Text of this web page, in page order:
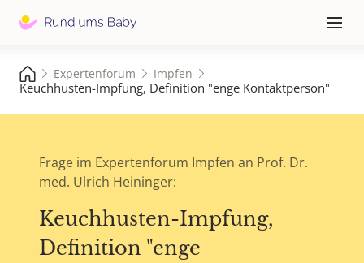
≡
Expertenforum Impfen
Keuchhusten-Impfung, Definition "enge Kontaktperson"
Frage im Expertenforum Impfen an Prof. Dr.
med. Ulrich Heininger:
Keuchhusten-Impfung,
Definition "enge